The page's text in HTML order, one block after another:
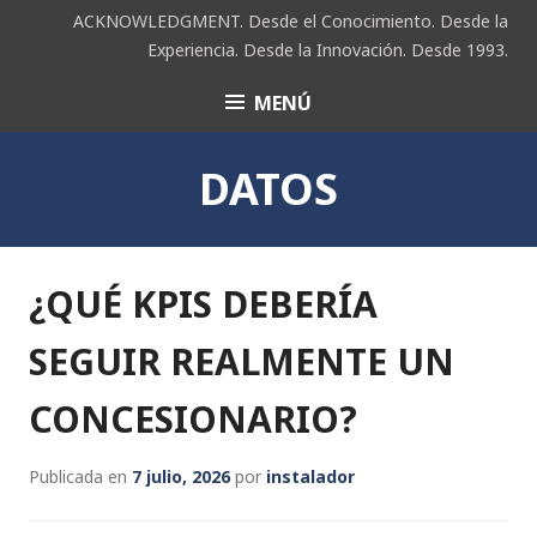
ACKNOWLEDGMENT. Desde el Conocimiento. Desde la
Experiencia. Desde la Innovación. Desde 1993.
ACK MENÚ
DATOS
¿QUÉ KPIS DEBERÍA
SEGUIR REALMENTE UN
CONCESIONARIO?
Publicada en 7 julio, 2026por instalador